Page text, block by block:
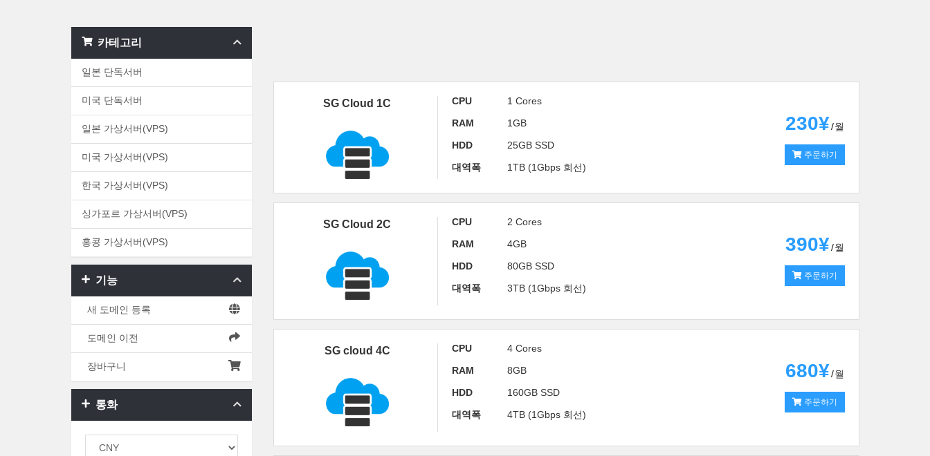
카테고리
일본 단독서버
미국 단독서버
일본 가상서버(VPS)
미국 가상서버(VPS)
한국 가상서버(VPS)
싱가포르 가상서버(VPS)
홍콩 가상서버(VPS)
기능
새 도메인 등록
도메인 이전
장바구니
통화
SG Cloud 1C CPU
1 Cores
RAM
1GB
HDD
25GB SSD
대역폭
1TB (1Gbps 회선)
230¥월
주문하기
SG Cloud 2C CPU
2 Cores
RAM
4GB
HDD
80GB SSD
대역폭
3TB (1Gbps 회선)
390¥월
주문하기
SG cloud 4C CPU
4 Cores
RAM
8GB
HDD
160GB SSD
대역폭
4TB (1Gbps 회선)
680¥월
주문하기